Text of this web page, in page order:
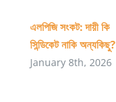
এলপিজি সংকট: দায়ী কি
সিন্ডিকেট নাকি অন্যকিছু?
January 8th, 2026